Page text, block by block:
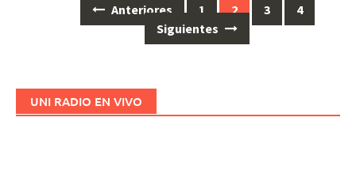
Anteriores 1 2 3
4
Siguientes
UNI RADIO EN VIVO